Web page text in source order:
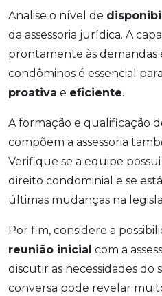
Analise o nível de
da assessoria jurídica. A
prontamente às demandas
condôminos é essencial
proativa e eficiente.
A formação e qualificação
compõem a assessoria
Verifique se a equipe possui
direito condominial e se
últimas mudanças na
Por fim, considere a
reunião inicial com a
discutir as necessidades do
conversa pode revelar